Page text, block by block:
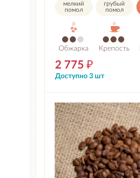
мелкий
помол
грубый
помол
Обжарка Крепость
2 775 ₽
Доступно 3 шт